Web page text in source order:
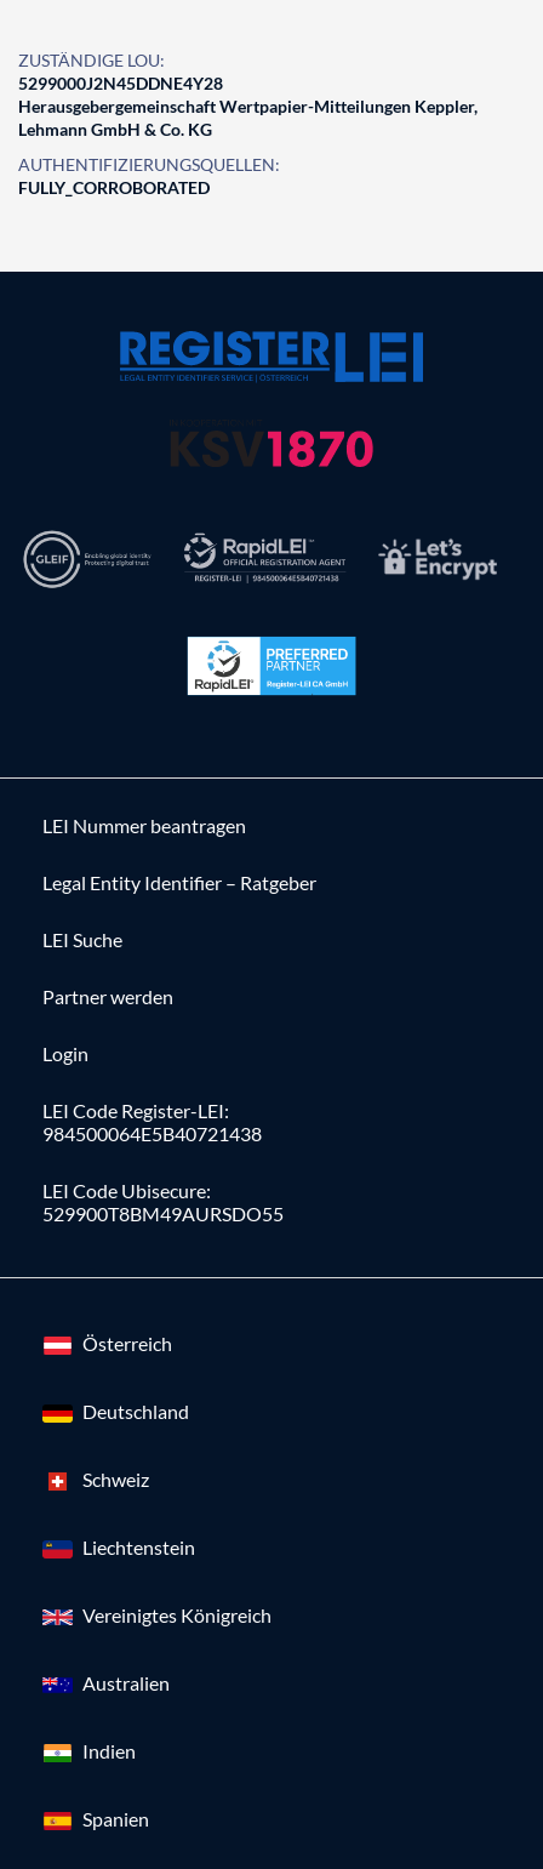
ZUSTÄNDIGE LOU:
5299000J2N45DDNE4Y28
Herausgebergemeinschaft Wertpapier-Mitteilungen Keppler,
Lehmann GmbH & Co. KG
AUTHENTIFIZIERUNGSQUELLEN:
FULLY_CORROBORATED
LEI Nummer beantragen
Legal Entity Identifier – Ratgeber
LEI Suche
Partner werden
Login
LEI Code Register-LEI:
984500064E5B40721438
LEI Code Ubisecure:
529900T8BM49AURSDO55
Österreich
Deutschland
Schweiz
Liechtenstein
Vereinigtes Königreich
Australien
Indien
Spanien